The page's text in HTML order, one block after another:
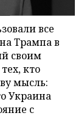
все
Трампа в
своим
кто
мысль:
Украина
с